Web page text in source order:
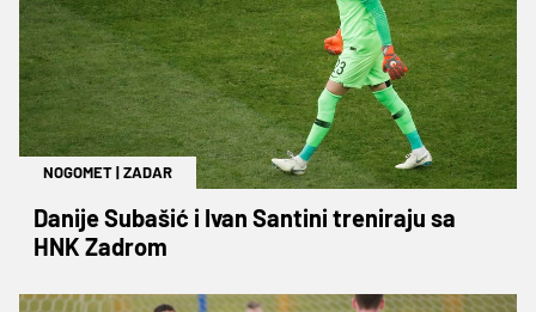
NOGOMET|ZADAR
Danije Subašić i Ivan Santini treniraju sa
HNK Zadrom